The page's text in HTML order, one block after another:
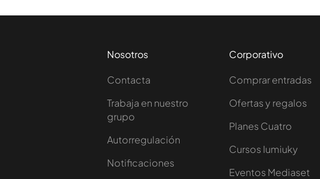
Nosotros
Contacta
Trabaja en nuestro
grupo
Autorregulación
Notificaciones
Corporativo
Comprar entradas
Ofertas y regalos
Planes Cuatro
Cursos Iumiuky
Eventos Mediaset